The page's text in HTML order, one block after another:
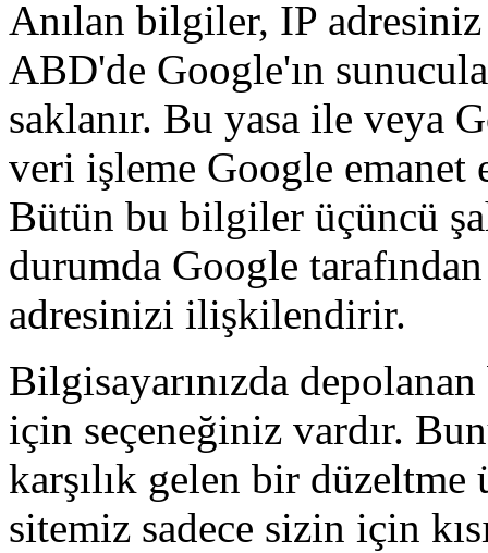
Anılan bilgiler, IP
ABD'de Google'ın
saklanır. Bu yasa ile veya
veri işleme Google
Bütün bu bilgiler üçüncü
durumda Google
adresinizi ilişkilendirir.
Bilgisayarınızda
için seçeneğiniz vardır.
karşılık gelen bir düzeltme
sitemiz sadece sizin için